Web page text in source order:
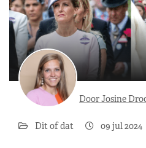
Door Josine
Dit of dat 09 jul 2024